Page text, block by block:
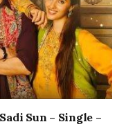
Sun – Single –